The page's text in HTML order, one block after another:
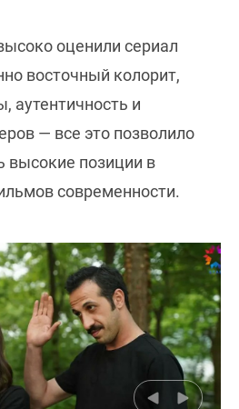
оценили сериал
восточный колорит,
аутентичность и
— все это позволило
высокие позиции в
современности.